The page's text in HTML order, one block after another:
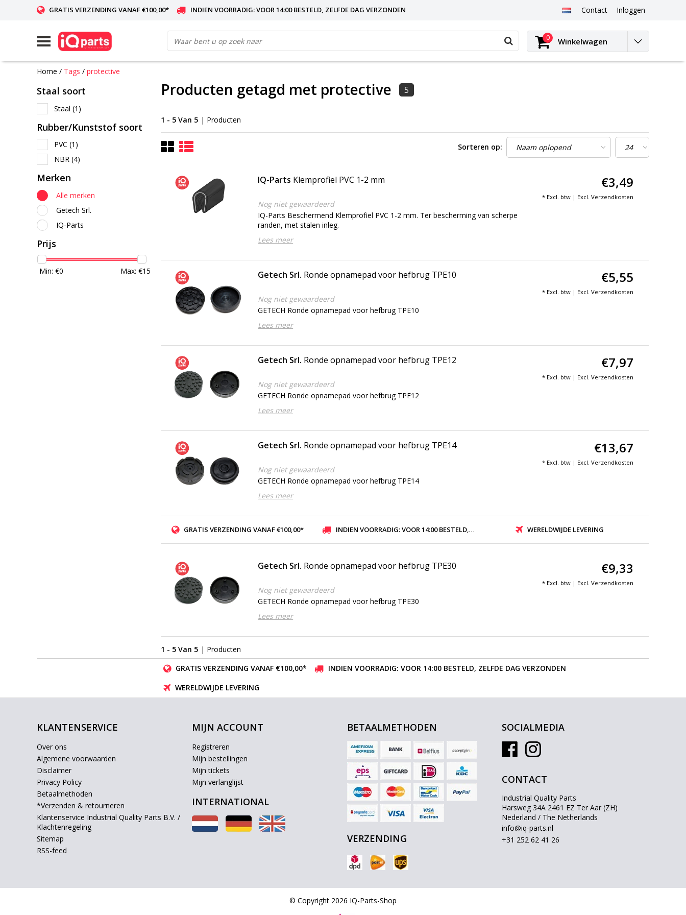
GRATIS VERZENDING VANAF €100,00* INDIEN VOORRADIG: VOOR 14:00 BESTELD, ZELFDE DAG VERZONDEN Contact Inloggen
0 Winkelwagen
Home / Tags / protective
Staal soort
Staal (1)
Rubber/Kunststof soort
PVC (1)
NBR (4)
Merken
Alle merken
Getech Srl.
IQ-Parts
Prijs
Min: €0 Max: €15
Producten getagd met protective 5
1 - 5 Van 5 | Producten
Sorteren op:
IQ-Parts Klemprofiel PVC 1-2 mm
Nog niet gewaardeerd
IQ-Parts Beschermend Klemprofiel PVC 1-2 mm. Ter bescherming van scherpe
randen, met stalen inleg.
Lees meer
€3,49
* Excl. btw | Excl. Verzendkosten
Getech Srl. Ronde opnamepad voor hefbrug TPE10
Nog niet gewaardeerd
GETECH Ronde opnamepad voor hefbrug TPE10
Lees meer
€5,55
* Excl. btw | Excl. Verzendkosten
Getech Srl. Ronde opnamepad voor hefbrug TPE12
Nog niet gewaardeerd
GETECH Ronde opnamepad voor hefbrug TPE12
Lees meer
€7,97
* Excl. btw | Excl. Verzendkosten
Getech Srl. Ronde opnamepad voor hefbrug TPE14
Nog niet gewaardeerd
GETECH Ronde opnamepad voor hefbrug TPE14
Lees meer
€13,67
* Excl. btw | Excl. Verzendkosten
GRATIS VERZENDING VANAF €100,00* INDIEN VOORRADIG: VOOR 14:00 BESTELD, ZELFDE DAG VERZONDEN WERELDWIJDE LEVERING
Getech Srl. Ronde opnamepad voor hefbrug TPE30
Nog niet gewaardeerd
GETECH Ronde opnamepad voor hefbrug TPE30
Lees meer
€9,33
* Excl. btw | Excl. Verzendkosten
1 - 5 Van 5 | Producten
GRATIS VERZENDING VANAF €100,00*
INDIEN VOORRADIG: VOOR 14:00 BESTELD, ZELFDE DAG VERZONDEN
WERELDWIJDE LEVERING
KLANTENSERVICE
Over ons
Algemene voorwaarden
Disclaimer
Privacy Policy
Betaalmethoden
*Verzenden & retourneren
Klantenservice Industrial Quality Parts B.V. /
Klachtenregeling
Sitemap
RSS-feed
MIJN ACCOUNT
Registreren
Mijn bestellingen
Mijn tickets
Mijn verlanglijst
INTERNATIONAL
BETAALMETHODEN
VERZENDING
SOCIALMEDIA
CONTACT
Industrial Quality Parts
Harsweg 34A 2461 EZ Ter Aar (ZH)
Nederland / The Netherlands
info@iq-parts.nl
+31 252 62 41 26
© Copyright 2026 IQ-Parts-Shop